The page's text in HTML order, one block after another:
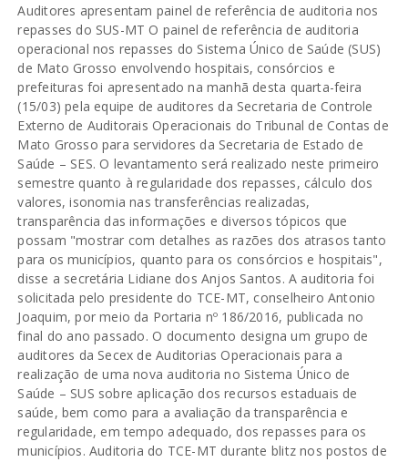
Auditores apresentam painel de referência de auditoria nos
repasses do SUS-MT O painel de referência de auditoria
operacional nos repasses do Sistema Único de Saúde (SUS)
de Mato Grosso envolvendo hospitais, consórcios e
prefeituras foi apresentado na manhã desta quarta-feira
(15/03) pela equipe de auditores da Secretaria de Controle
Externo de Auditorais Operacionais do Tribunal de Contas de
Mato Grosso para servidores da Secretaria de Estado de
Saúde – SES. O levantamento será realizado neste primeiro
semestre quanto à regularidade dos repasses, cálculo dos
valores, isonomia nas transferências realizadas,
transparência das informações e diversos tópicos que
possam "mostrar com detalhes as razões dos atrasos tanto
para os municípios, quanto para os consórcios e hospitais",
disse a secretária Lidiane dos Anjos Santos. A auditoria foi
solicitada pelo presidente do TCE-MT, conselheiro Antonio
Joaquim, por meio da Portaria nº 186/2016, publicada no
final do ano passado. O documento designa um grupo de
auditores da Secex de Auditorias Operacionais para a
realização de uma nova auditoria no Sistema Único de
Saúde – SUS sobre aplicação dos recursos estaduais de
saúde, bem como para a avaliação da transparência e
regularidade, em tempo adequado, dos repasses para os
municípios. Auditoria do TCE-MT durante blitz nos postos de